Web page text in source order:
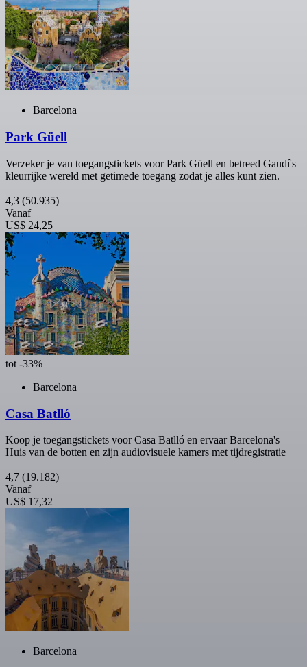
Barcelona
Park Güell
Verzeker je van toegangstickets voor Park Güell en betreed Gaudí's
kleurrijke wereld met getimede toegang zodat je alles kunt zien.
4,3 (50.935)
Vanaf
US$ 24,25
tot -33%
Barcelona
Casa Batlló
Koop je toegangstickets voor Casa Batlló en ervaar Barcelona's
Huis van de botten en zijn audiovisuele kamers met tijdregistratie
4,7 (19.182)
Vanaf
US$ 17,32
Barcelona